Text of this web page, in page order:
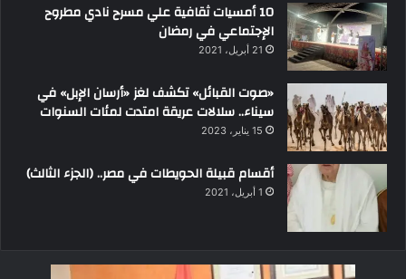
10 أمسيات ثقافية علي مسرح نادي مطروح
الإجتماعي في رمضان
21 أبريل، 2021
«صوت القبائل» تكشف لغز «أرسان الإبل» في
سيناء.. سلالات عريقة امتدت لمئات السنوات
15 يناير، 2023
أقسام قبيلة الحويطات في مصر.. (الجزء الثالث)
1 أبريل، 2021